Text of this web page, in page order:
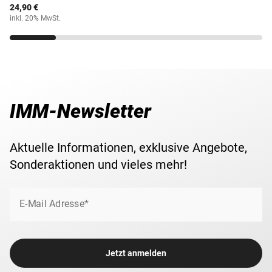
24,90 €
inkl. 20% MwSt.
IMM-Newsletter
Aktuelle Informationen, exklusive Angebote,
Sonderaktionen und vieles mehr!
E-Mail Adresse*
Jetzt anmelden